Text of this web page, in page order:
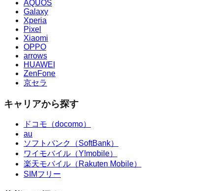
AQUOS
Galaxy
Xperia
Pixel
Xiaomi
OPPO
arrows
HUAWEI
ZenFone
京セラ
キャリアから探す
ドコモ（docomo）
au
ソフトバンク（SoftBank）
ワイモバイル（Y!mobile）
楽天モバイル（Rakuten Mobile）
SIMフリー